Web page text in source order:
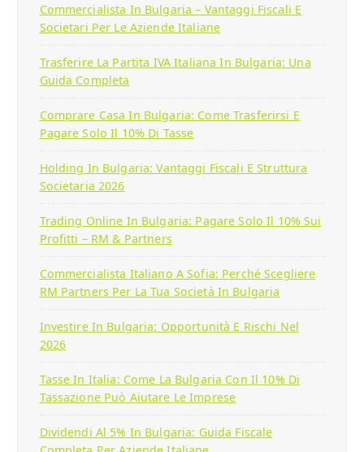
Commercialista In Bulgaria – Vantaggi Fiscali E
Societari Per Le Aziende Italiane
Trasferire La Partita IVA Italiana In Bulgaria: Una
Guida Completa
Comprare Casa In Bulgaria: Come Trasferirsi E
Pagare Solo Il 10% Di Tasse
Holding In Bulgaria: Vantaggi Fiscali E Struttura
Societaria 2026
Trading Online In Bulgaria: Pagare Solo Il 10% Sui
Profitti – RM & Partners
Commercialista Italiano A Sofia: Perché Scegliere
RM Partners Per La Tua Società In Bulgaria
Investire In Bulgaria: Opportunità E Rischi Nel
2026
Tasse In Italia: Come La Bulgaria Con Il 10% Di
Tassazione Può Aiutare Le Imprese
Dividendi Al 5% In Bulgaria: Guida Fiscale